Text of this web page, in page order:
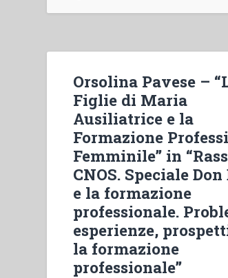
Orsolina Pavese –
Figlie di Maria
Ausiliatrice e la
Formazione
Femminile” in
CNOS. Speciale Don
e la formazione
professionale.
esperienze,
la formazione
professionale”